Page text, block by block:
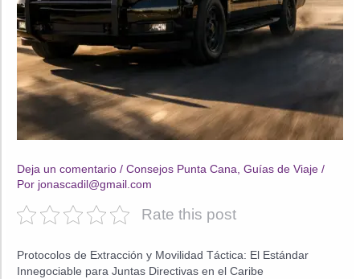
Deja un comentario /Consejos Punta Cana,Guías de Viaje /
Por jonascadil@gmail.com
Rate this post
Protocolos de Extracción y Movilidad Táctica: El Estándar
Innegociable para Juntas Directivas en el Caribe